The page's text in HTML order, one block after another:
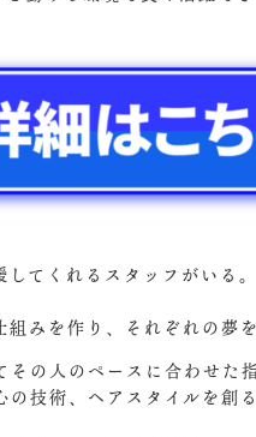
てくれるスタッフがいる
みを作り、それぞれの夢
の人のペースに合わせた
技術、ヘアスタイルを創